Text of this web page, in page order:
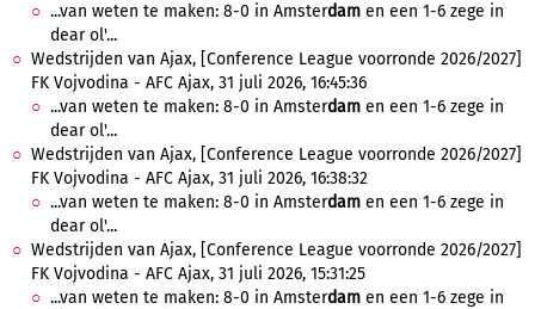
...van weten te maken: 8-0 in Amsterdam en een 1-6 zege in
dear ol'...
Wedstrijden van Ajax, [Conference League voorronde 2026/2027]
FK Vojvodina - AFC Ajax, 31 juli 2026, 16:45:36
...van weten te maken: 8-0 in Amsterdam en een 1-6 zege in
dear ol'...
Wedstrijden van Ajax, [Conference League voorronde 2026/2027]
FK Vojvodina - AFC Ajax, 31 juli 2026, 16:38:32
...van weten te maken: 8-0 in Amsterdam en een 1-6 zege in
dear ol'...
Wedstrijden van Ajax, [Conference League voorronde 2026/2027]
FK Vojvodina - AFC Ajax, 31 juli 2026, 15:31:25
...van weten te maken: 8-0 in Amsterdam en een 1-6 zege in